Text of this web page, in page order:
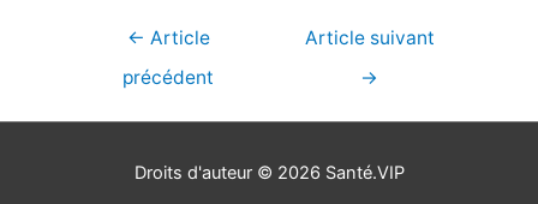
Navigation
← Article
précédent
Article suivant
→
Droits d'auteur © 2026 Santé.VIP